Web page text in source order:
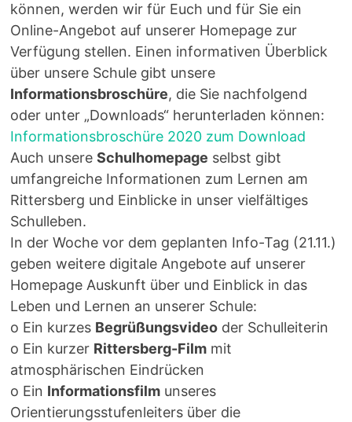
können, werden wir für Euch und für Sie ein
Online-Angebot auf unserer Homepage zur
Verfügung stellen. Einen informativen Überblick
über unsere Schule gibt unsere
Informationsbroschüre, die Sie nachfolgend
oder unter „Downloads“ herunterladen können:
Informationsbroschüre 2020 zum Download
Auch unsereSchulhomepage selbst gibt
umfangreiche Informationen zum Lernen am
Rittersberg und Einblicke in unser vielfältiges
Schulleben.
In der Woche vor dem geplanten Info-Tag (21.11.)
geben weitere digitale Angebote auf unserer
Homepage Auskunft über und Einblick in das
Leben und Lernen an unserer Schule:
o Ein kurzes Begrüßungsvideo der Schulleiterin
o Ein kurzer Rittersberg-Film mit
atmosphärischen Eindrücken
o Ein Informationsfilm unseres
Orientierungsstufenleiters über die